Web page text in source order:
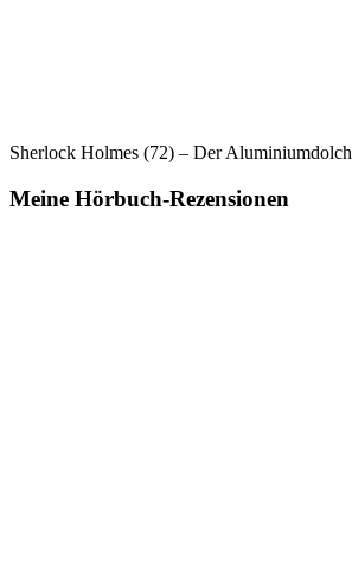
Sherlock Holmes (72) – Der Aluminiumdolch
Meine Hörbuch-Rezensionen